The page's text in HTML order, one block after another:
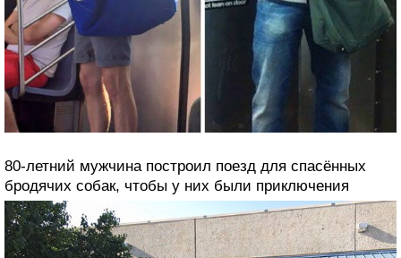
80-летний мужчина построил поезд для спасённых
бродячих собак, чтобы у них были приключения